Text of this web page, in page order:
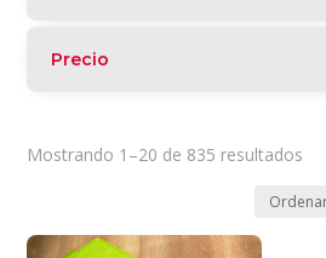
Precio
Mostrando 1–20 de 835 resultados
los